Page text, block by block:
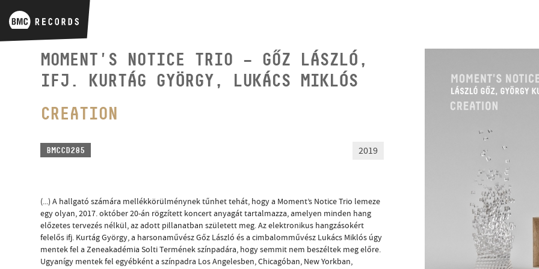
MOMENT'S NOTICE TRIO – GŐZ LÁSZLÓ,
IFJ. KURTÁG GYÖRGY, LUKÁCS MIKLÓS
CREATION
BMCCD285 2019
(...) A hallgató számára mellékkörülménynek tűnhet tehát, hogy a Moment’s Notice Trio lemeze
egy olyan, 2017. október 20-án rögzített koncert anyagát tartalmazza, amelyen minden hang
előzetes tervezés nélkül, az adott pillanatban született meg. Az elektronikus hangzásokért
felelős ifj. Kurtág György, a harsonaművész Gőz László és a cimbalomművész Lukács Miklós úgy
mentek fel a Zeneakadémia Solti Termének színpadára, hogy semmit nem beszéltek meg előre.
Ugyanígy mentek fel egyébként a színpadra Los Angelesben, Chicagóban, New Yorkban,